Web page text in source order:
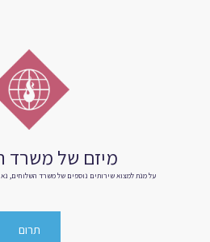
מיזם של משרד
על מנת למצוא שירותים נוספים של משרד השלוחים,
תרום